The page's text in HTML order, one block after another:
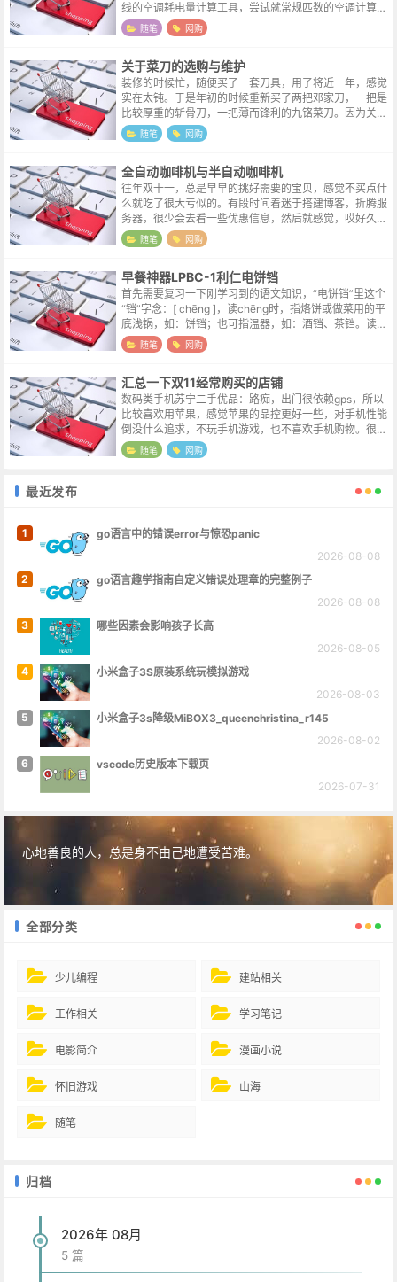
线的空调耗电量计算工具，尝试就常规匹数的空调计算了
一下理论耗电值，理论差距感觉并没有示意图上直观体验
来的大：1匹一级能效的情况：24小...
随笔 网购
关于菜刀的选购与维护
装修的时候忙，随便买了一套刀具，用了将近一年，感觉
实在太钝。于是年初的时候重新买了两把邓家刀，一把是
比较厚重的斩骨刀，一把薄而锋利的九铬菜刀。因为关注
了几天，所以也特别上心，切菜的时候特地对比了一下，
新的九铬刀切菜确实不费劲，切个西红...
随笔 网购
全自动咖啡机与半自动咖啡机
往年双十一，总是早早的挑好需要的宝贝，感觉不买点什
么就吃了很大亏似的。有段时间着迷于搭建博客，折腾服
务器，很少会去看一些优惠信息，然后就感觉，哎好久没
买东西了。可能很多时候，购买欲望来自于长期的关注
吧。22年双十一，自己也没什么想买的...
随笔 网购
早餐神器LPBC-1利仁电饼铛
首先需要复习一下刚学习到的语文知识，“电饼铛”里这个
“铛”字念：[ chēng ]，读chēng时，指烙饼或做菜用的平
底浅锅，如：饼铛；也可指温器，如：酒铛、茶铛。读dā
ng时，可作为名词使用，意为金属制作的物品，如锒铛
（锁系囚人的铁...
随笔 网购
汇总一下双11经常购买的店铺
数码类手机苏宁二手优品：路痴，出门很依赖gps，所以
比较喜欢用苹果，感觉苹果的品控更好一些，对手机性能
倒没什么追求，不玩手机游戏，也不喜欢手机购物。很多
年没有换过手机了，目前在用的是iphone6sp，就是从苏
宁二手优品购入的，非全新...
随笔 网购
最近发布
1
go语言中的错误error与惊恐panic
2026-08-08
2
go语言趣学指南自定义错误处理章的完整例子
2026-08-08
3
哪些因素会影响孩子长高
2026-08-05
4
小米盒子3S原装系统玩模拟游戏
2026-08-03
5
小米盒子3s降级MiBOX3_queenchristina_r145
2026-08-02
6
vscode历史版本下载页
2026-07-31
心地善良的人，总是身不由己地遭受苦难。
全部分类
少儿编程 建站相关
工作相关 学习笔记
电影简介 漫画小说
怀旧游戏 山海
随笔
归档
2026年 08月
5 篇